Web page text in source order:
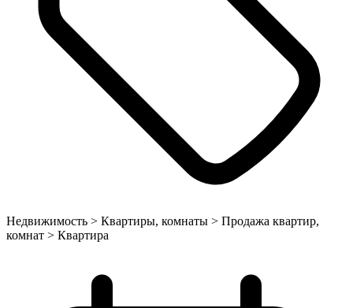
Недвижимость > Квартиры, комнаты > Продажа квартир,
комнат > Квартира